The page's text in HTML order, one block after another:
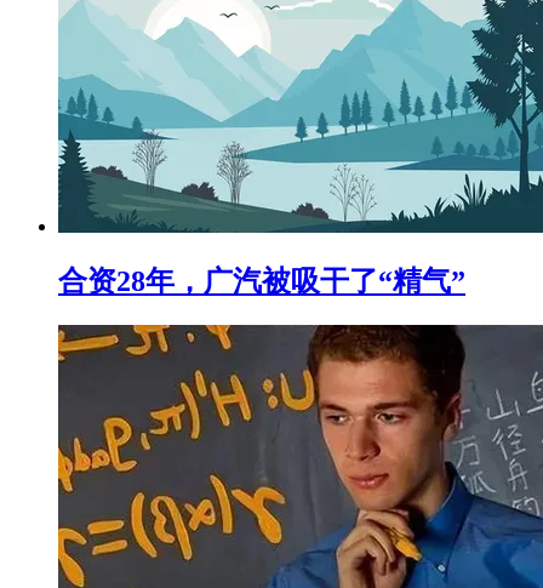
合资28年，广汽被吸干了“精气”